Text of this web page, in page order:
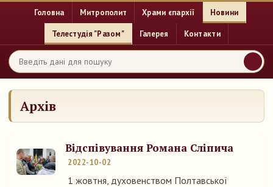
Головна Митрополит Храми єпархії Новини
Телестудія "Разом" Галерея Контакти
Архів
Відспівування Романа Сліпича
2022-10-02
1 жовтня, духовенством Полтавської